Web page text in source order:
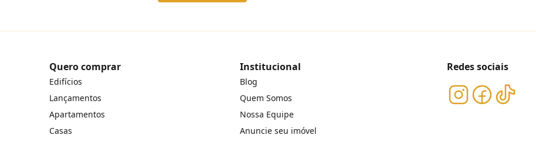
Quero comprar
Edifícios
Lançamentos
Apartamentos
Casas
Institucional
Blog
Quem Somos
Nossa Equipe
Anuncie seu imóvel
Redes sociais